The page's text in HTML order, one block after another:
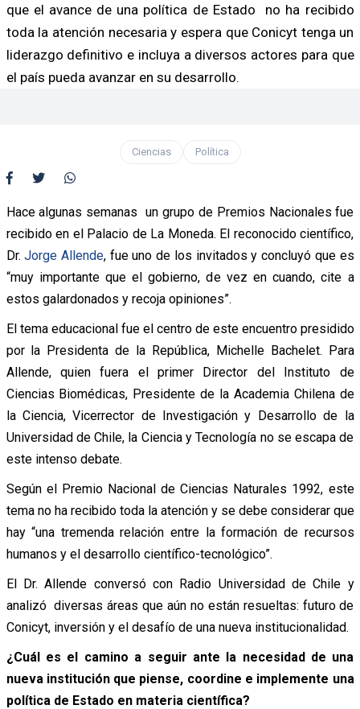
que el avance de una política de Estado no ha recibido
toda la atención necesaria y espera que Conicyt tenga un
liderazgo definitivo e incluya a diversos actores para que
el país pueda avanzar en su desarrollo.
Ciencias Política
Hace algunas semanas un grupo de Premios Nacionales fue
recibido en el Palacio de La Moneda. El reconocido científico,
Dr.Jorge Allende, fue uno de los invitados y concluyó que es
“muy importante que el gobierno, de vez en cuando, cite a
estos galardonados y recoja opiniones”.
El tema educacional fue el centro de este encuentro presidido
por la Presidenta de la República, Michelle Bachelet. Para
Allende, quien fuera el primer Director del Instituto de
Ciencias Biomédicas, Presidente de la Academia Chilena de
la Ciencia, Vicerrector de Investigación y Desarrollo de la
Universidad de Chile, la Ciencia y Tecnología no se escapa de
este intenso debate.
Según el Premio Nacional de Ciencias Naturales 1992, este
tema no ha recibido toda la atención y se debe considerar que
hay “una tremenda relación entre la formación de recursos
humanos y el desarrollo científico-tecnológico”.
El Dr. Allende conversó con Radio Universidad de Chile y
analizó diversas áreas que aún no están resueltas: futuro de
Conicyt, inversión y el desafío de una nueva institucionalidad.
¿Cuál es el camino a seguir ante la necesidad de una
nueva institución que piense, coordine e implemente una
política de Estado en materia científica?